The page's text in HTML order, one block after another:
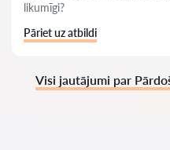
likumīgi?
Pāriet uz atbildi
Visi jautājumi par